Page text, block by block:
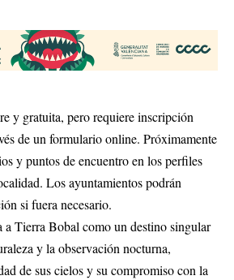
y gratuita, pero requiere inscripción
de un formulario online. Próximamente
y puntos de encuentro en los perfiles
Los ayuntamientos podrán
si fuera necesario.
a Tierra Bobal como un destino singular
y la observación nocturna,
de sus cielos y su compromiso con la